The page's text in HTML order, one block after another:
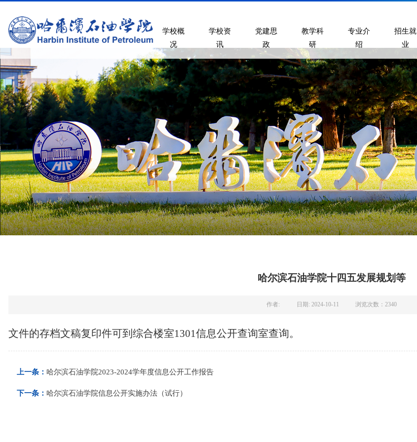
学校概
况
学校资
讯
党建思
政
教学科
研
专业介
绍
招生就
业
哈尔滨石油学院十四五发展规划等
作者: 日期: 2024-10-11 浏览次数：2340
文件的存档文稿复印件可到综合楼室1301信息公开查询室查询。
上一条： 哈尔滨石油学院2023-2024学年度信息公开工作报告
下一条： 哈尔滨石油学院信息公开实施办法（试行）